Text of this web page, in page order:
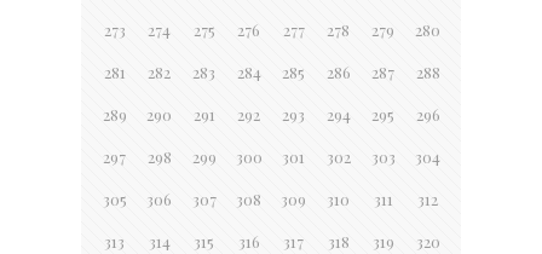
273 274 275 276 277 278 279 280
281 282 283 284 285 286 287 288
289 290 291 292 293 294 295 296
297 298 299 300 301 302 303 304
305 306 307 308 309 310 311 312
313 314 315 316 317 318 319 320